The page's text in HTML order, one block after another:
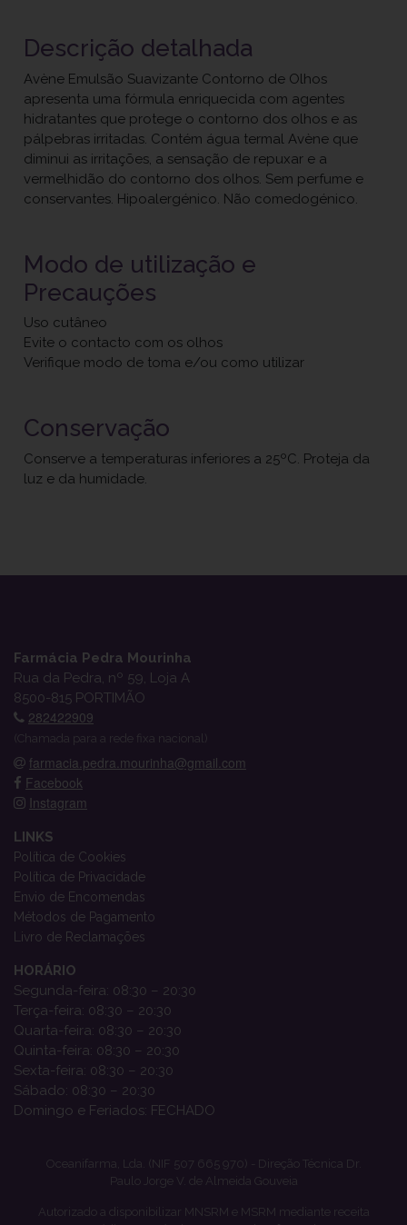
Descrição detalhada
Avène Emulsão Suavizante Contorno de Olhos
apresenta uma fórmula enriquecida com agentes
hidratantes que protege o contorno dos olhos e as
pálpebras irritadas. Contém água termal Avène que
diminui as irritações, a sensação de repuxar e a
vermelhidão do contorno dos olhos. Sem perfume e
conservantes. Hipoalergénico. Não comedogénico.
Modo de utilização e
Precauções
Uso cutâneo
Evite o contacto com os olhos
Verifique modo de toma e/ou como utilizar
Conservação
Conserve a temperaturas inferiores a 25ºC. Proteja da
luz e da humidade.
Farmácia Pedra Mourinha
Rua da Pedra, nº 59, Loja A
8500-815 PORTIMÃO
282422909
(Chamada para a rede fixa nacional)
farmacia.pedra.mourinha@gmail.com
Facebook
Instagram
LINKS
Política de Cookies
Política de Privacidade
Envio de Encomendas
Métodos de Pagamento
Livro de Reclamações
HORÁRIO
Segunda-feira: 08:30 – 20:30
Terça-feira: 08:30 – 20:30
Quarta-feira: 08:30 – 20:30
Quinta-feira: 08:30 – 20:30
Sexta-feira: 08:30 – 20:30
Sábado: 08:30 – 20:30
Domingo e Feriados: FECHADO
Oceanifarma, Lda. (NIF 507 665 970) - Direção Técnica Dr.
Paulo Jorge V. de Almeida Gouveia
Autorizado a disponibilizar MNSRM e MSRM mediante receita